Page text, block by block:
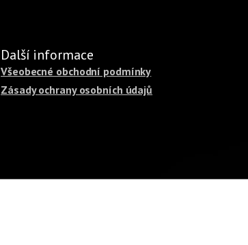
Další informace
Všeobecné obchodní podmínky
Zásady ochrany osobních údajů